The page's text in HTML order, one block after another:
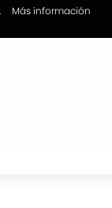
Más información